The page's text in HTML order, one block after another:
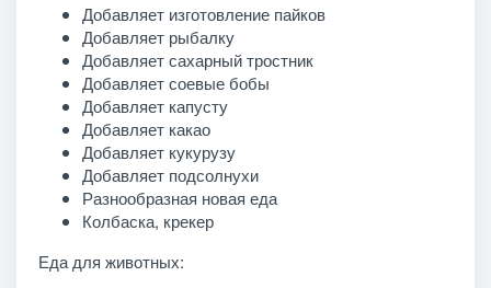
Добавляет изготовление пайков
Добавляет рыбалку
Добавляет сахарный тростник
Добавляет соевые бобы
Добавляет капусту
Добавляет какао
Добавляет кукурузу
Добавляет подсолнухи
Разнообразная новая еда
Колбаска, крекер
Еда для животных: